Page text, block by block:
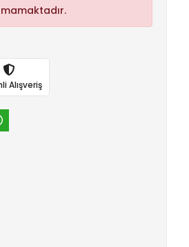
Alışveriş